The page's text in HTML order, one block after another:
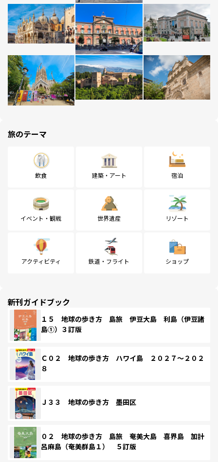
旅のテーマ
飲食 建築・アート 宿泊
イベント・観戦 世界遺産 リゾート
アクティビティ 鉄道・フライト ショップ
新刊ガイドブック
１５ 地球の歩き方 島旅 伊豆大島 利島（伊豆諸
島①）３訂版
Ｃ０２ 地球の歩き方 ハワイ島 ２０２７～２０２
８
Ｊ３３ 地球の歩き方 墨田区
０２ 地球の歩き方 島旅 奄美大島 喜界島 加計
呂麻島（奄美群島１） ５訂版